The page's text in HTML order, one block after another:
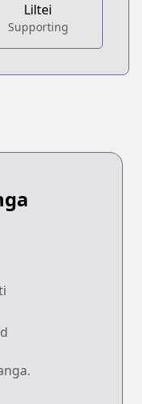
Liltei
Supporting